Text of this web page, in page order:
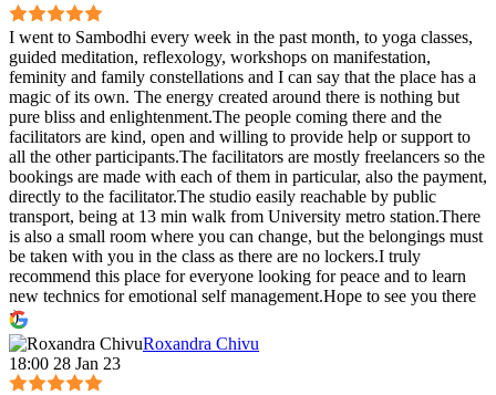
I went to Sambodhi every week in the past month, to yoga classes,
guided meditation, reflexology, workshops on manifestation,
feminity and family constellations and I can say that the place has a
magic of its own. The energy created around there is nothing but
pure bliss and enlightenment.The people coming there and the
facilitators are kind, open and willing to provide help or support to
all the other participants.The facilitators are mostly freelancers so the
bookings are made with each of them in particular, also the payment,
directly to the facilitator.The studio easily reachable by public
transport, being at 13 min walk from University metro station.There
is also a small room where you can change, but the belongings must
be taken with you in the class as there are no lockers.I truly
recommend this place for everyone looking for peace and to learn
new technics for emotional self management.Hope to see you there
:)
Roxandra Chivu
18:00 28 Jan 23